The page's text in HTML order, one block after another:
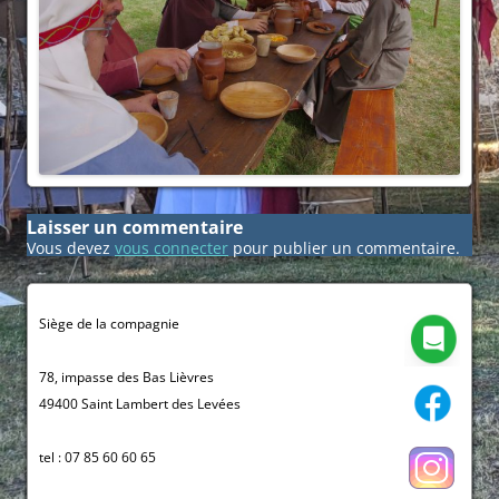
Laisser un commentaire
Vous devez vous connecter pour publier un commentaire.
Siège de la compagnie
78, impasse des Bas Lièvres
49400 Saint Lambert des Levées
tel : 07 85 60 60 65